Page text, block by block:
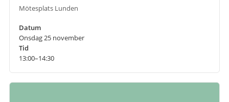
Mötesplats Lunden
Datum
Onsdag 25 november
Tid
13:00–14:30